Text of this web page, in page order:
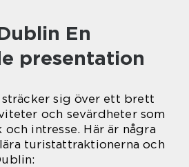
En
presentation
sig över ett brett
och sevärdheter som
och intresse. Här är några
turistattraktionerna och